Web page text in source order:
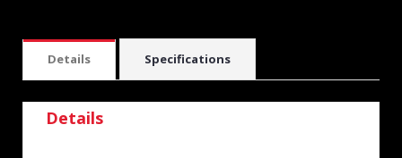
Details Specifications
Details